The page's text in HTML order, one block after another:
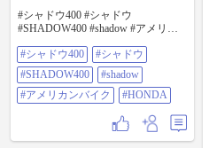
#シャドウ400 #シャドウ
#SHADOW400 #shadow #アメリカ
#シャドウ400
#シャドウ
#SHADOW400
#shadow
#アメリカンバイク
#HONDA